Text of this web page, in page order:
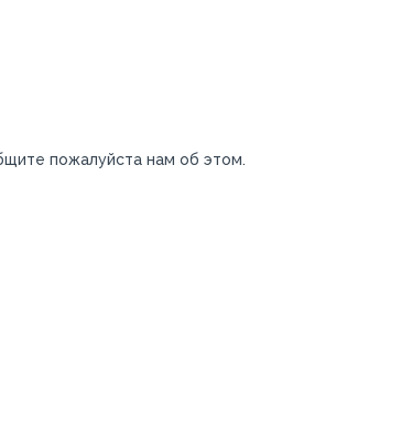
пожалуйста нам об этом.